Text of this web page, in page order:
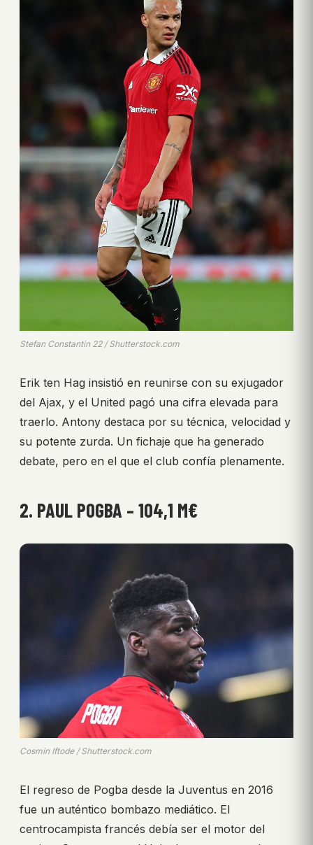
Stefan Constantin 22 / Shutterstock.com
Erik ten Hag insistió en reunirse con su exjugador
del Ajax, y el United pagó una cifra elevada para
traerlo. Antony destaca por su técnica, velocidad y
su potente zurda. Un fichaje que ha generado
debate, pero en el que el club confía plenamente.
2. PAUL POGBA – 104,1 M€
Cosmin Iftode / Shutterstock.com
El regreso de Pogba desde la Juventus en 2016
fue un auténtico bombazo mediático. El
centrocampista francés debía ser el motor del